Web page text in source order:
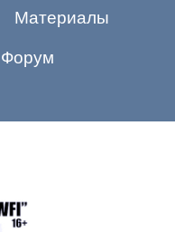
Материалы
Форум